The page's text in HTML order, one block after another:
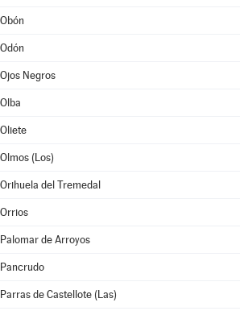
Obón
Odón
Ojos Negros
Olba
Oliete
Olmos (Los)
Orihuela del Tremedal
Orrios
Palomar de Arroyos
Pancrudo
Parras de Castellote (Las)